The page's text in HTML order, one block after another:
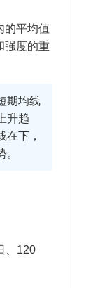
的平均值
强度的重
期均线
升趋
在下，
、120